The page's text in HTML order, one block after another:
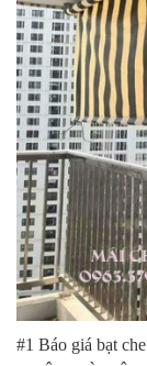
#1 Báo giá bạt